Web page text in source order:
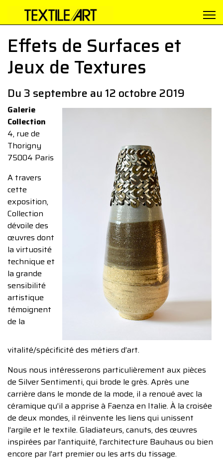
Effets de Surfaces et
Jeux de Textures
Du 3 septembre au 12 octobre 2019
Galerie
Collection
4, rue de
Thorigny
75004 Paris
A travers
cette
exposition,
Collection
dévoile des
œuvres dont
la virtuosité
technique et
la grande
sensibilité
artistique
témoignent
de la
vitalité/spécificité des métiers d’art.
Nous nous intéresserons particulièrement aux pièces
de Silver Sentimenti, qui brode le grès. Après une
carrière dans le monde de la mode, il a renoué avec la
céramique qu’il a apprise à Faenza en Italie. À la croisée
de deux mondes, il réinvente les liens qui unissent
l’argile et le textile. Gladiateurs, canuts, des œuvres
inspirées par l’antiquité, l’architecture Bauhaus ou bien
encore par l’art premier ou les arts du tissage.